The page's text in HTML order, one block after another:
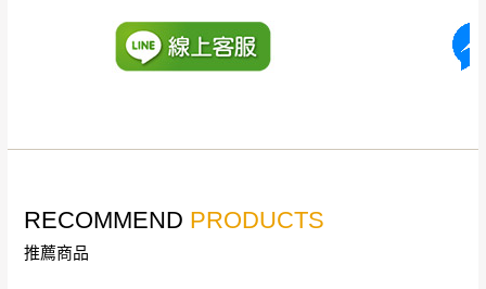
＊A108產品另收運費
配送天數：5~14天
台北市、新北市地區固定每周(三)、(日)兩天收送貨
完成出貨15個工作天另行寄出，另外約加上2~7個
工作天內送達，如遇國定假日將順延寄送。
皆由本站負責，所有退回及換貨之商品必須
RECOMMEND PRODUCTS
推薦商品